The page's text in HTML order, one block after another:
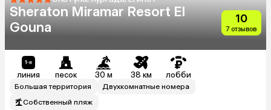
Sheraton Miramar Resort El
Gouna
10
7 отзывов
линия песок 30 м 38 км лобби
Большая территория
Двухкомнатные номера
Собственный пляж